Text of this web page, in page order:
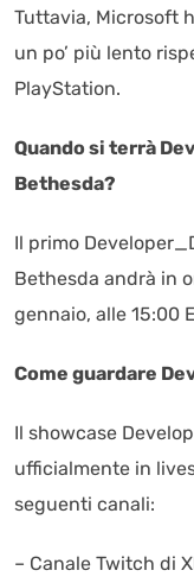
Tuttavia, Microsoft
un po’ più lento
PlayStation.
Quando si terrà
Bethesda?
Il primo
Bethesda andrà in
gennaio, alle 15:00
Come guardare
Il showcase
ufficialmente in
seguenti canali:
– Canale Twitch di